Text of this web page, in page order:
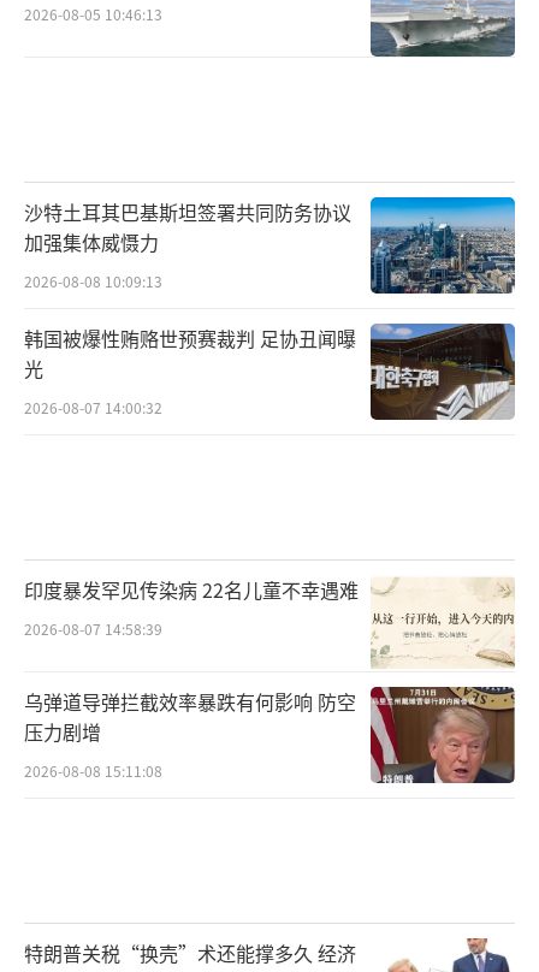
2026-08-05 10:46:13
沙特土耳其巴基斯坦签署共同防务协议
加强集体威慑力
2026-08-08 10:09:13
韩国被爆性贿赂世预赛裁判 足协丑闻曝
光
2026-08-07 14:00:32
印度暴发罕见传染病 22名儿童不幸遇难
2026-08-07 14:58:39
乌弹道导弹拦截效率暴跌有何影响 防空
压力剧增
2026-08-08 15:11:08
特朗普关税“换壳”术还能撑多久 经济